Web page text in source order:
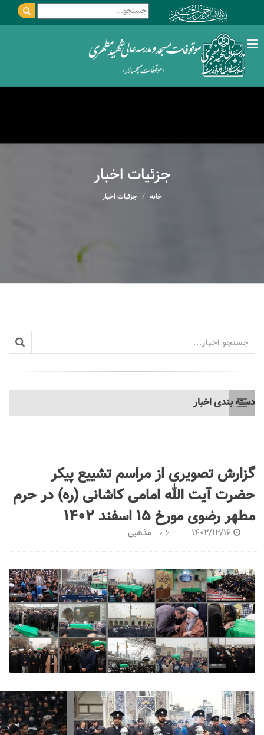
جزئیات اخبار
خانه جزئیات اخبار
دسته بندی اخبار
گزارش تصویری از مراسم تشییع پیکر
حضرت آیت الله امامی کاشانی (ره) در حرم
مطهر رضوی مورخ ۱۵ اسفند ۱۴۰۲
1402/12/16 مذهبی